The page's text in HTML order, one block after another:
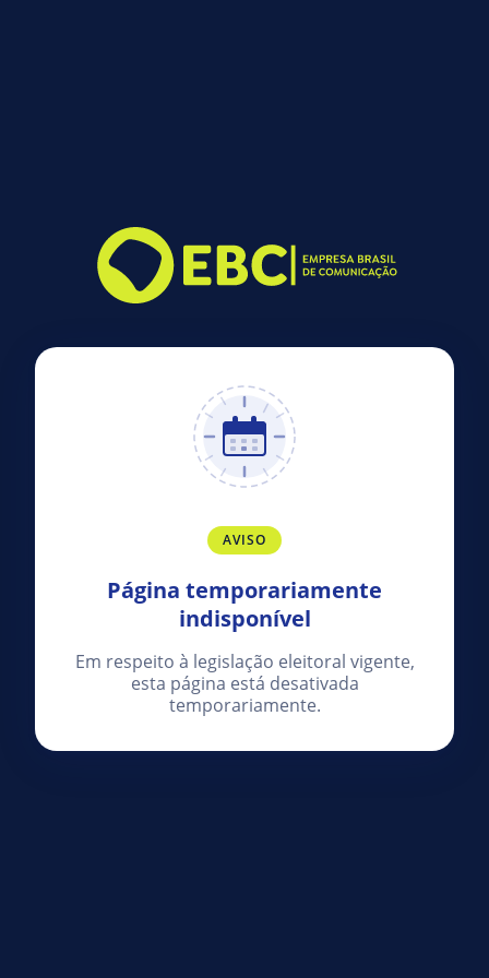
AVISO
Página temporariamente
indisponível
Em respeito à legislação eleitoral vigente,
esta página está desativada
temporariamente.